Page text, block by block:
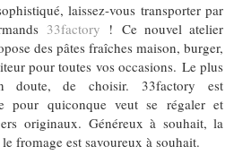
laissez-vous transporter par
33factory ! Ce nouvel atelier
des pâtes fraîches maison, burger,
pour toutes vos occasions. Le plus
doute, de choisir. 33factory est
pour quiconque veut se régaler et
originaux. Généreux à souhait, la
fromage est savoureux à souhait.